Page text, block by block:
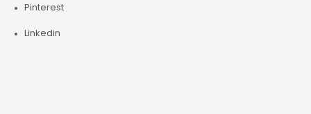
Pinterest
Linkedin